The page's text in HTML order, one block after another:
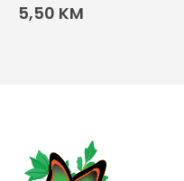
5,50 KM